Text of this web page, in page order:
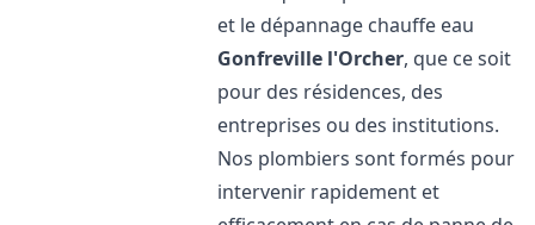
et le dépannage chauffe eau
Gonfreville l'Orcher, que ce soit
pour des résidences, des
entreprises ou des institutions.
Nos plombiers sont formés pour
intervenir rapidement et